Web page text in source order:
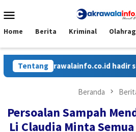
ke
Mobile
Home Berita Kriminal
Tentang
Cakrawalainfo.co.id hadir
Beranda
Persoalan Sampah
Li Claudia Minta